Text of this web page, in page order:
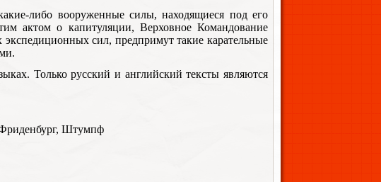
либо вооруженные силы, находящиеся под его
актом о капитуляции, Верховное Командование
сил, предпримут такие карательные
Только русский и английский тексты являются
Штумпф